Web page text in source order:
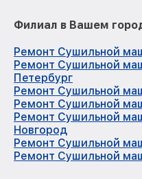
Филиал в Вашем
Ремонт Сушильной
Ремонт Сушильной
Петербург
Ремонт Сушильной
Ремонт Сушильной
Ремонт Сушильной
Новгород
Ремонт Сушильной
Ремонт Сушильной